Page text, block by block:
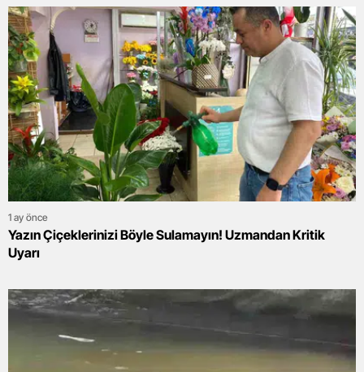
1 ay önce
Yazın Çiçeklerinizi Böyle Sulamayın! Uzmandan Kritik
Uyarı